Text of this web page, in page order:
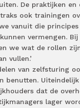
De praktijken en
ook trainingen
vanuit die
vermengen.
we wat de rollen
vullen.’
van zelfsturing
benutten.
dat de
lager